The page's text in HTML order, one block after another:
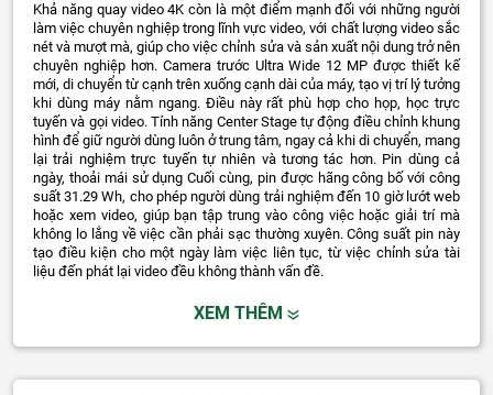
Khả năng quay video 4K còn là một điểm mạnh đối với những người
làm việc chuyên nghiệp trong lĩnh vực video, với chất lượng video sắc
nét và mượt mà, giúp cho việc chỉnh sửa và sản xuất nội dung trở nên
chuyên nghiệp hơn. Camera trước Ultra Wide 12 MP được thiết kế
mới, di chuyển từ cạnh trên xuống cạnh dài của máy, tạo vị trí lý tưởng
khi dùng máy nằm ngang. Điều này rất phù hợp cho họp, học trực
tuyến và gọi video. Tính năng Center Stage tự động điều chỉnh khung
hình để giữ người dùng luôn ở trung tâm, ngay cả khi di chuyển, mang
lại trải nghiệm trực tuyến tự nhiên và tương tác hơn. Pin dùng cả
ngày, thoải mái sử dụng Cuối cùng, pin được hãng công bố với công
suất 31.29 Wh, cho phép người dùng trải nghiệm đến 10 giờ lướt web
hoặc xem video, giúp bạn tập trung vào công việc hoặc giải trí mà
không lo lắng về việc cần phải sạc thường xuyên. Công suất pin này
tạo điều kiện cho một ngày làm việc liên tục, từ việc chỉnh sửa tài
liệu đến phát lại video đều không thành vấn đề.
XEM THÊM